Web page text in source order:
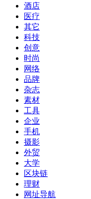
酒店
医疗
其它
科技
创意
时尚
网络
品牌
杂志
素材
工具
企业
手机
摄影
外贸
大学
区块链
理财
网址导航